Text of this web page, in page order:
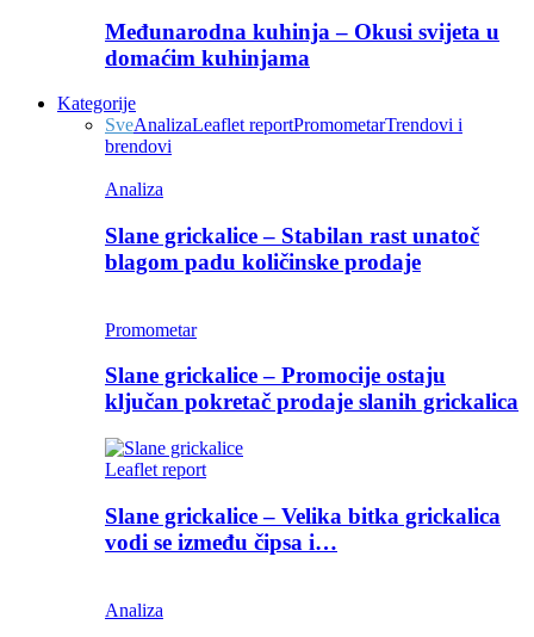
Međunarodna kuhinja – Okusi svijeta u
domaćim kuhinjama
Kategorije
SveAnalizaLeaflet reportPromometarTrendovi i
brendovi
Analiza
Slane grickalice – Stabilan rast unatoč
blagom padu količinske prodaje
Promometar
Slane grickalice – Promocije ostaju
ključan pokretač prodaje slanih grickalica
Leaflet report
Slane grickalice – Velika bitka grickalica
vodi se između čipsa i…
Analiza